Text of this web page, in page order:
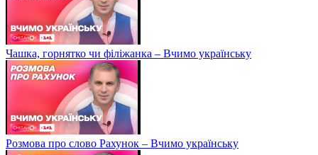
Чашка, горнятко чи філіжанка – Вчимо українську
Розмова про слово Рахунок – Вчимо українську